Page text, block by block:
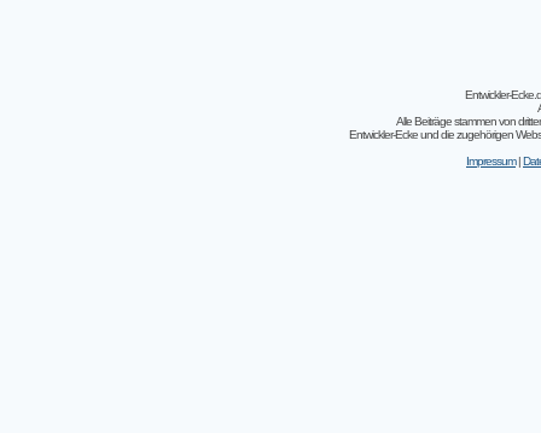
Entwickler-
Alle Beiträge stammen von
Entwickler-Ecke und die zugehörigen
Impressum|